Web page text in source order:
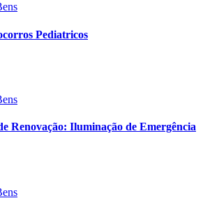
Pediatricos
Renovação: Iluminação de Emergência